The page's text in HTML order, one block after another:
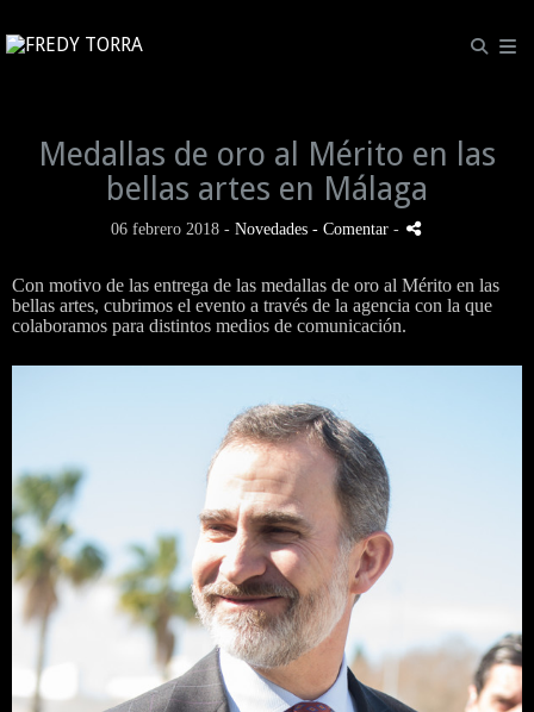
Medallas de oro al Mérito en las
bellas artes en Málaga
06 febrero 2018 - Novedades - Comentar -
Con motivo de las entrega de las medallas de oro al Mérito en las
bellas artes, cubrimos el evento a través de la agencia con la que
colaboramos para distintos medios de comunicación.